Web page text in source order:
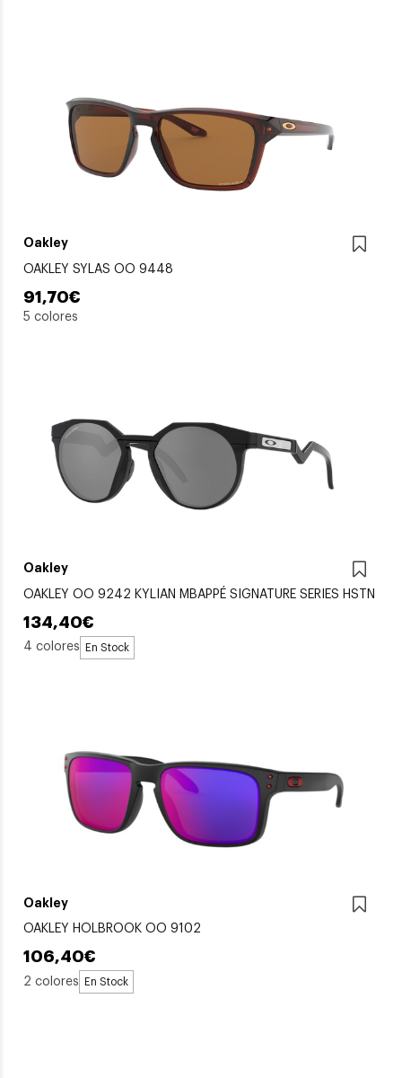
Oakley
OAKLEY SYLAS OO 9448
91,70€
5 colores
Oakley
OAKLEY OO 9242 KYLIAN MBAPPÉ SIGNATURE SERIES HSTN
134,40€
4 colores En Stock
Oakley
OAKLEY HOLBROOK OO 9102
106,40€
2 colores En Stock